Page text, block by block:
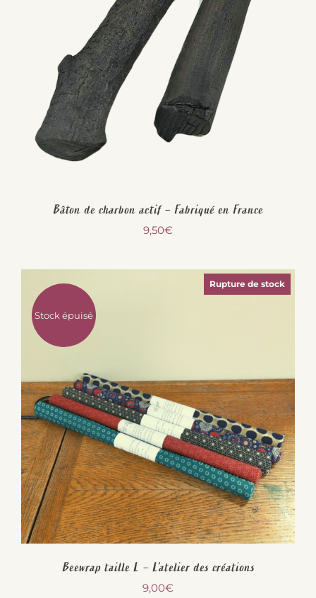
Bâton de charbon actif – Fabriqué en France
9,50€
Stock épuisé
Rupture de stock
Beewrap taille L – L’atelier des créations
9,00€